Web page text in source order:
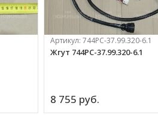
Артикул:744РС-37.99.320-6.1
Жгут 744РС-37.99.320-6.1
8 755 руб.